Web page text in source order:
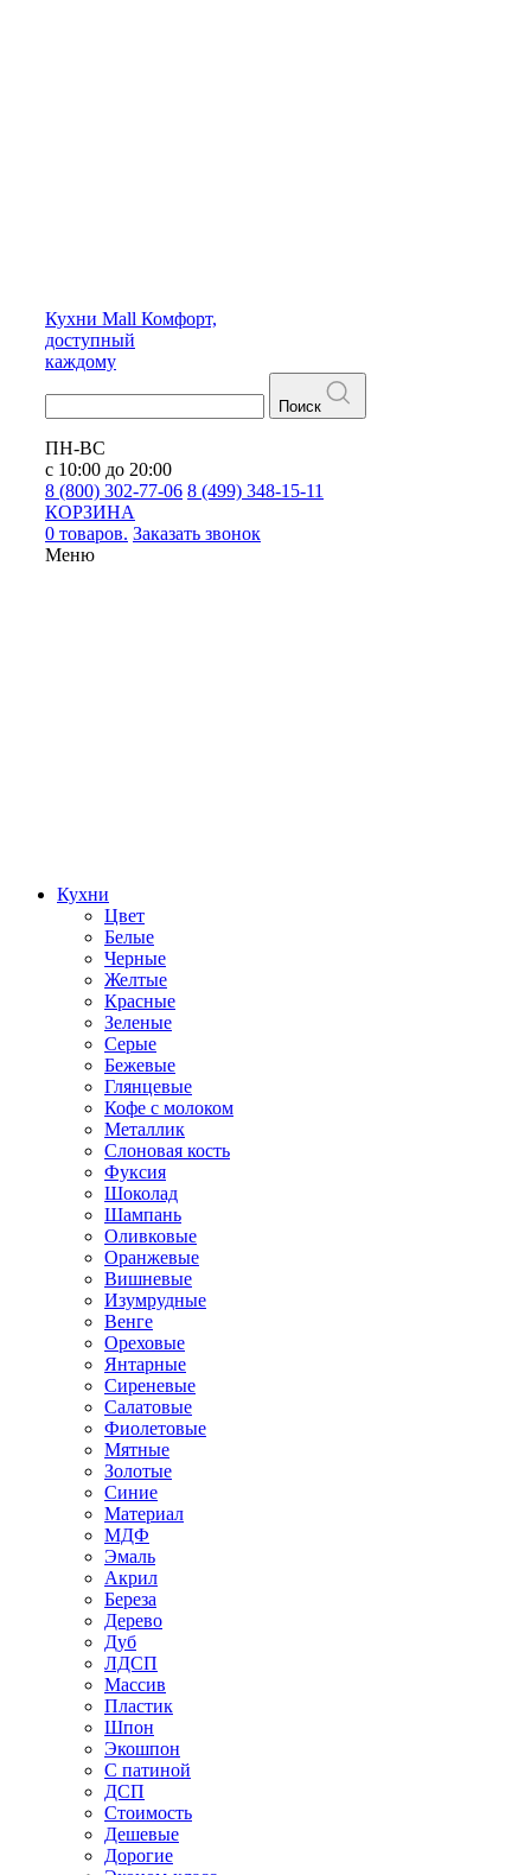
Кухни Mall Комфорт,
доступный
каждому
Поиск
ПН-ВС
с 10:00 до 20:00
8 (800) 302-77-06 8 (499) 348-15-11
КОРЗИНА
0 товаров. Заказать звонок
Меню
Кухни
Цвет
Белые
Черные
Желтые
Красные
Зеленые
Серые
Бежевые
Глянцевые
Кофе с молоком
Металлик
Слоновая кость
Фуксия
Шоколад
Шампань
Оливковые
Оранжевые
Вишневые
Изумрудные
Венге
Ореховые
Янтарные
Сиреневые
Салатовые
Фиолетовые
Мятные
Золотые
Синие
Материал
МДФ
Эмаль
Акрил
Береза
Дерево
Дуб
ЛДСП
Массив
Пластик
Шпон
Экошпон
С патиной
ДСП
Стоимость
Дешевые
Дорогие